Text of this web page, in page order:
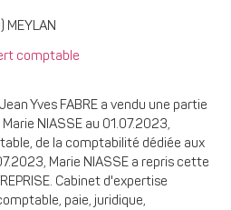
MEYLAN
comptable
Yves FABRE a vendu une partie
NIASSE au 01.07.2023,
de la comptabilité dédiée aux
Marie NIASSE a repris cette
Cabinet d'expertise
paie, juridique,